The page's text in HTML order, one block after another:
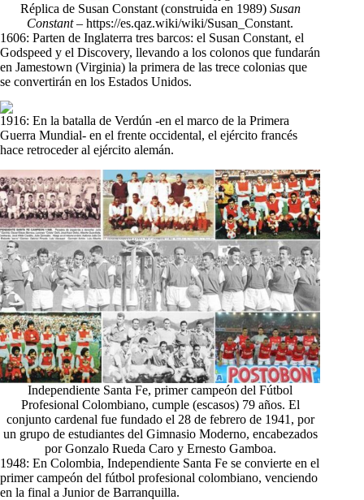
Réplica de Susan Constant (construida en 1989) Susan
Constant– https://es.qaz.wiki/wiki/Susan_Constant.
1606: Parten de Inglaterra tres barcos: el Susan Constant, el
Godspeed y el Discovery, llevando a los colonos que fundarán
en Jamestown (Virginia) la primera de las trece colonias que
se convertirán en los Estados Unidos.
1916: En la batalla de Verdún -en el marco de la Primera
Guerra Mundial- en el frente occidental, el ejército francés
hace retroceder al ejército alemán.
Independiente Santa Fe, primer campeón del Fútbol
Profesional Colombiano, cumple (escasos) 79 años. El
conjunto cardenal fue fundado el 28 de febrero de 1941, por
un grupo de estudiantes del Gimnasio Moderno, encabezados
por Gonzalo Rueda Caro y Ernesto Gamboa.
1948: En Colombia, Independiente Santa Fe se convierte en el
primer campeón del fútbol profesional colombiano, venciendo
en la final a Junior de Barranquilla.